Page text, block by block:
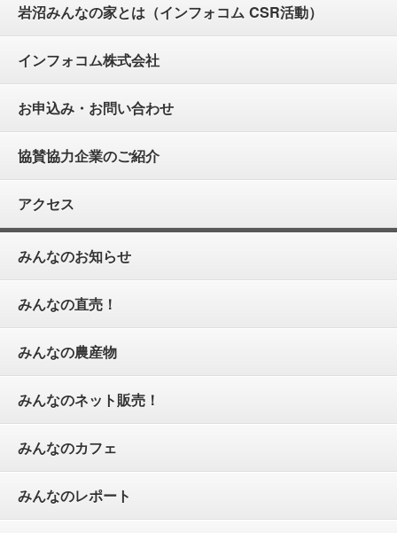
岩沼みんなの家とは（インフォコム CSR活動）
インフォコム株式会社
お申込み・お問い合わせ
協賛協力企業のご紹介
アクセス
みんなのお知らせ
みんなの直売！
みんなの農産物
みんなのネット販売！
みんなのカフェ
みんなのレポート